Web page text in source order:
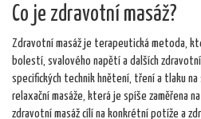
Co je zdravotní masáž?
Zdravotní masáž je terapeutická metoda,
bolestí, svalového napětí a dalších
specifických technik hnětení, tření a tlaku na
relaxační masáže, která je spíše zaměřena
zdravotní masáž cílí na konkrétní potíže a